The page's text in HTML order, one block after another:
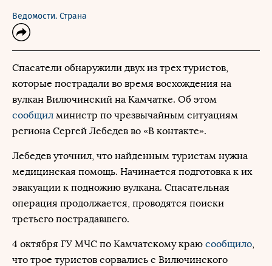
Ведомости. Страна
Спасатели обнаружили двух из трех туристов,
которые пострадали во время восхождения на
вулкан Вилючинский на Камчатке. Об этом
сообщил министр по чрезвычайным ситуациям
региона Сергей Лебедев во «В контакте».
Лебедев уточнил, что найденным туристам нужна
медицинская помощь. Начинается подготовка к их
эвакуации к подножию вулкана. Спасательная
операция продолжается, проводятся поиски
третьего пострадавшего.
4 октября ГУ МЧС по Камчатскому краю сообщило,
что трое туристов сорвались с Вилючинского